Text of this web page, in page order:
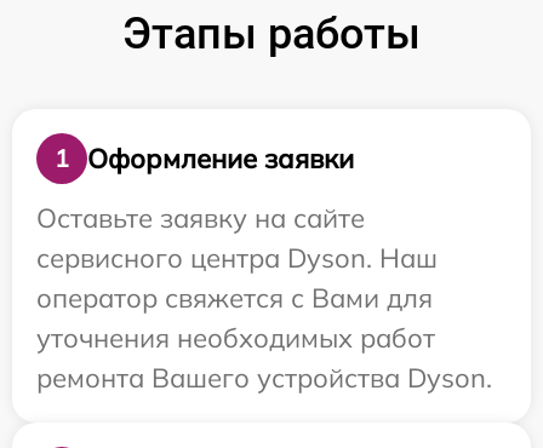
Этапы работы
1
Оформление заявки
Оставьте заявку на сайте
сервисного центра Dyson. Наш
оператор свяжется с Вами для
уточнения необходимых работ
ремонта Вашего устройства Dyson.